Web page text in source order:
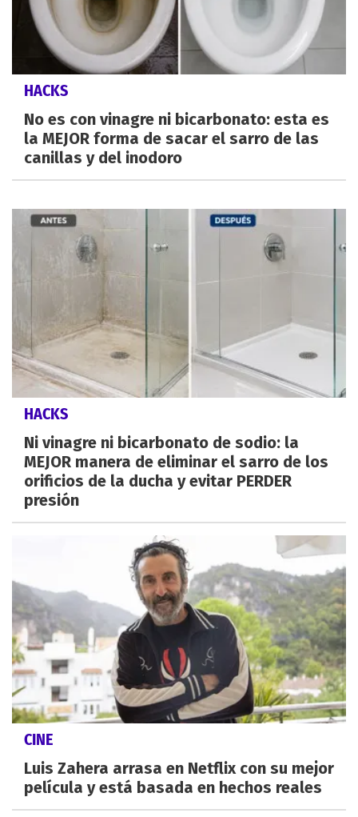
HACKS
No es con vinagre ni bicarbonato: esta es
la MEJOR forma de sacar el sarro de las
canillas y del inodoro
HACKS
Ni vinagre ni bicarbonato de sodio: la
MEJOR manera de eliminar el sarro de los
orificios de la ducha y evitar PERDER
presión
CINE
Luis Zahera arrasa en Netflix con su mejor
película y está basada en hechos reales